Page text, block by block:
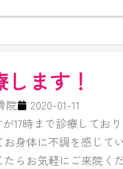
ます！
院
2020-01-11
17時まで診療しており
身体に不調を感じて
らお気軽にご来院く